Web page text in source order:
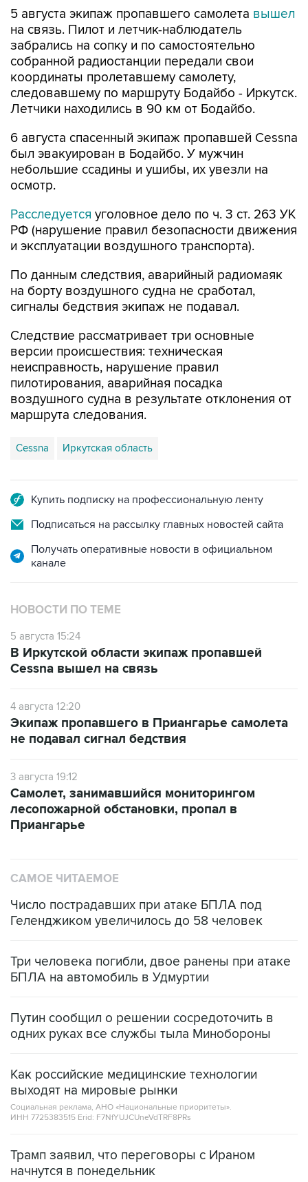
5 августа экипаж пропавшего самолета вышел
на связь. Пилот и летчик-наблюдатель
забрались на сопку и по самостоятельно
собранной радиостанции передали свои
координаты пролетавшему самолету,
следовавшему по маршруту Бодайбо - Иркутск.
Летчики находились в 90 км от Бодайбо.
6 августа спасенный экипаж пропавшей Cessna
был эвакуирован в Бодайбо. У мужчин
небольшие ссадины и ушибы, их увезли на
осмотр.
Расследуется уголовное дело по ч. 3 ст. 263 УК
РФ (нарушение правил безопасности движения
и эксплуатации воздушного транспорта).
По данным следствия, аварийный радиомаяк
на борту воздушного судна не сработал,
сигналы бедствия экипаж не подавал.
Следствие рассматривает три основные
версии происшествия: техническая
неисправность, нарушение правил
пилотирования, аварийная посадка
воздушного судна в результате отклонения от
маршрута следования.
Cessna Иркутская область
Купить подписку на профессиональную ленту
Подписаться на рассылку главных новостей сайта
Получать оперативные новости в официальном
канале
НОВОСТИ ПО ТЕМЕ
5 августа 15:24
В Иркутской области экипаж пропавшей
Cessna вышел на связь
4 августа 12:20
Экипаж пропавшего в Приангарье самолета
не подавал сигнал бедствия
3 августа 19:12
Самолет, занимавшийся мониторингом
лесопожарной обстановки, пропал в
Приангарье
САМОЕ ЧИТАЕМОЕ
Число пострадавших при атаке БПЛА под
Геленджиком увеличилось до 58 человек
Три человека погибли, двое ранены при атаке
БПЛА на автомобиль в Удмуртии
Путин сообщил о решении сосредоточить в
одних руках все службы тыла Минобороны
Как российские медицинские технологии
выходят на мировые рынки
Социальная реклама, АНО «Национальные приоритеты».
ИНН 7725383515 Erid: F7NfYUJCUneVdTRF8PRs
Трамп заявил, что переговоры с Ираном
начнутся в понедельник